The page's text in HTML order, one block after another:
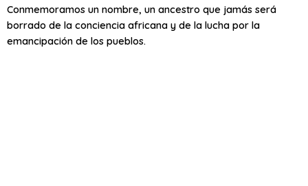
Conmemoramos un nombre, un ancestro que jamás será
borrado de la conciencia africana y de la lucha por la
emancipación de los pueblos.